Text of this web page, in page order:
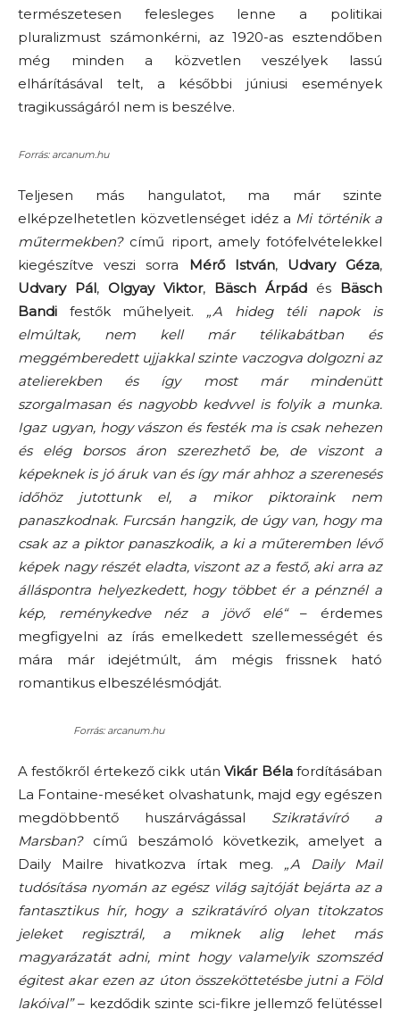
természetesen felesleges lenne a politikai
pluralizmust számonkérni, az 1920-as esztendőben
még minden a közvetlen veszélyek lassú
elhárításával telt, a későbbi júniusi események
tragikusságáról nem is beszélve.
Forrás: arcanum.hu
Teljesen más hangulatot, ma már szinte
elképzelhetetlen közvetlenséget idéz a Mi történik a
műtermekben?című riport, amely fotófelvételekkel
kiegészítve veszi sorra Mérő István, Udvary Géza,
Udvary Pál, Olgyay Viktor, Bäsch Árpád és Bäsch
Bandi festők műhelyeit. „A hideg téli napok is
elmúltak, nem kell már télikabátban és
meggémberedett ujjakkal szinte vaczogva dolgozni az
atelierekben és így most már mindenütt
szorgalmasan és nagyobb kedvvel is folyik a munka.
Igaz ugyan, hogy vászon és festék ma is csak nehezen
és elég borsos áron szerezhető be, de viszont a
képeknek is jó áruk van és így már ahhoz a szerenesés
időhöz jutottunk el, a mikor piktoraink nem
panaszkodnak. Furcsán hangzik, de úgy van, hogy ma
csak az a piktor panaszkodik, a ki a műteremben lévő
képek nagy részét eladta, viszont az a festő, aki arra az
álláspontra helyezkedett, hogy többet ér a pénznél a
kép, reménykedve néz a jövő elé“– érdemes
megfigyelni az írás emelkedett szellemességét és
mára már idejétmúlt, ám mégis frissnek ható
romantikus elbeszélésmódját.
Forrás: arcanum.hu
A festőkről értekező cikk utánVikár Bélafordításában
La Fontaine-meséket olvashatunk, majd egy egészen
megdöbbentő huszárvágással Szikratávíró a
Marsban?című beszámoló következik, amelyet a
Daily Mailre hivatkozva írtak meg. „A Daily Mail
tudósítása nyomán az egész világ sajtóját bejárta az a
fantasztikus hír, hogy a szikratávíró olyan titokzatos
jeleket regisztrál, a miknek alig lehet más
magyarázatát adni, mint hogy valamelyik szomszéd
égitest akar ezen az úton összeköttetésbe jutni a Föld
lakóival”– kezdődik szinte sci-fikre jellemző felütéssel